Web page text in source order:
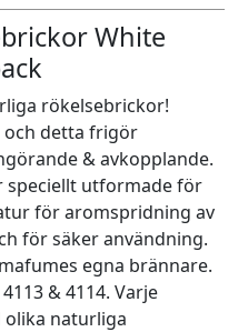
White
rökelsebrickor!
och detta frigör
& avkopplande.
speciellt utformade för
för aromspridning av
för säker användning.
egna brännare.
& 4114. Varje
olika naturliga